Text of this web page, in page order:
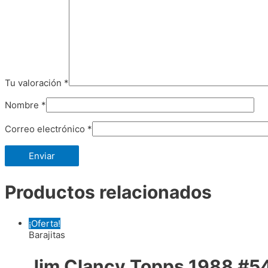
Tu valoración *
Nombre *
Correo electrónico *
Productos relacionados
¡Oferta!
Barajitas